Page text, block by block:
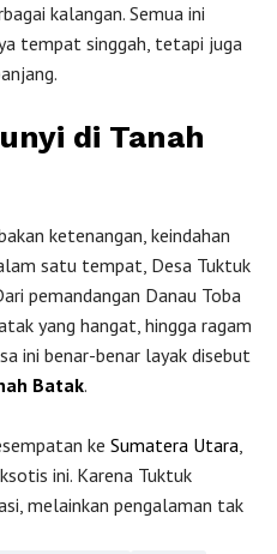
kalangan. Semua ini
tempat singgah, tetapi juga
di Tanah
ketenangan, keindahan
satu tempat, Desa Tuktuk
pemandangan Danau Toba
yang hangat, hingga ragam
ini benar-benar layak disebut
Batak.
ke Sumatera Utara,
ini. Karena Tuktuk
melainkan pengalaman tak